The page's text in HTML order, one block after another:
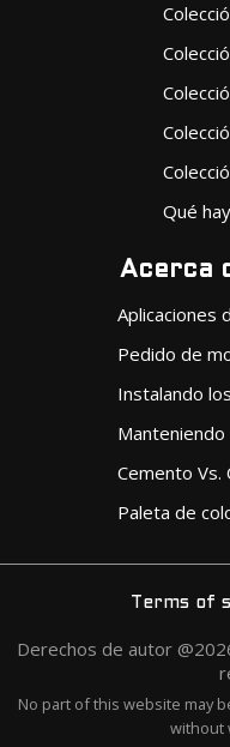
Qué
Acerca
Aplicaciones
Pedido de
Instalando
Cemento Vs.
Paleta de
Terms of
Derechos de autor
No part of this website may
without